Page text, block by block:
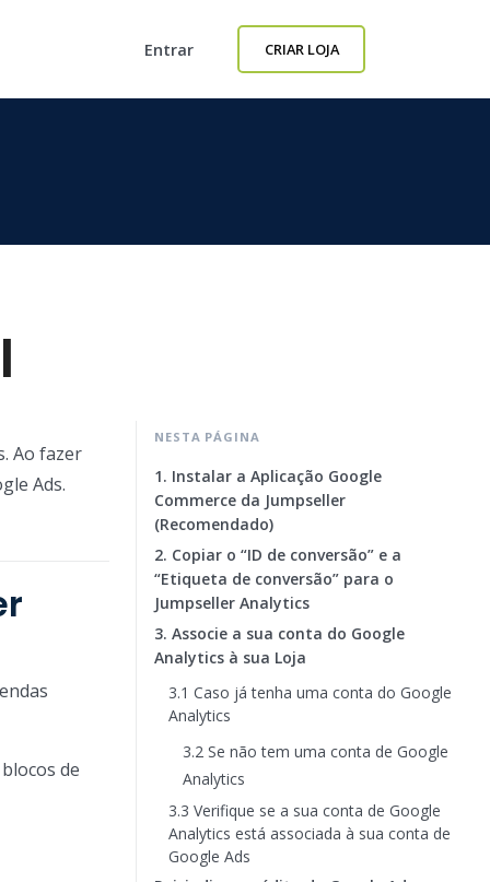
Entrar CRIAR LOJA
Ao fazer
Ads.
de
NESTA PÁGINA
1. Instalar a Aplicação Google
Commerce da Jumpseller
(Recomendado)
2. Copiar o “ID de conversão” e a
“Etiqueta de conversão” para o
Jumpseller Analytics
3. Associe a sua conta do Google
Analytics à sua Loja
3.1 Caso já tenha uma conta do Google
Analytics
3.2 Se não tem uma conta de Google
Analytics
3.3 Verifique se a sua conta de Google
Analytics está associada à sua conta de
Google Ads